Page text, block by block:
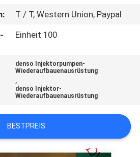
T / T, Western Union, Paypal
Einheit 100
denso Injektorpumpen-
Wiederaufbauenausrüstung
,
denso Injektor-
Wiederaufbauenausrüstung
BESTPREIS